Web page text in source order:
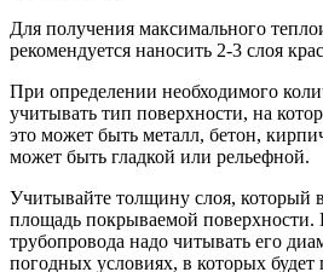
Для получения максимального
рекомендуется наносить 2-3 слоя
При определении необходимого
учитывать тип поверхности, на
это может быть металл, бетон,
может быть гладкой или рельефной.
Учитывайте толщину слоя, который
площадь покрываемой
трубопровода надо читывать его
погодных условиях, в которых будет